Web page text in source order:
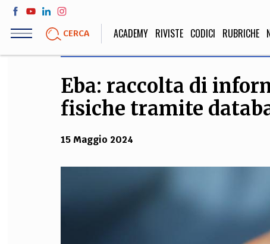
Salta
contenuto
CERCA ACADEMY RIVISTE CODICI RUBRICHE
LIFE STYLE
Sport, Cucina, Viaggi,
SOCIETÀ
Politica,
umanistiche,
Eba: raccolta di
fisiche tramite
15 Maggio 2024